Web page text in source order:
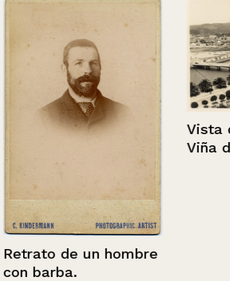
Retrato de un hombre
con barba.
Vista
Viña